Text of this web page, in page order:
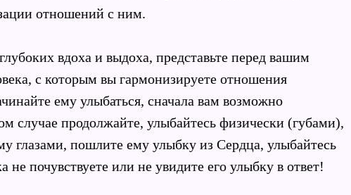
отношений с ним.
вдоха и выдоха, представьте перед вашим
с которым вы гармонизируете отношения
ему улыбаться, сначала вам возможно
случае продолжайте, улыбайтесь физически (губами),
глазами, пошлите ему улыбку из Сердца, улыбайтесь
не почувствуете или не увидите его улыбку в ответ!